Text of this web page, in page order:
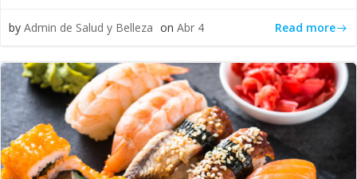
by Admin de Salud y Belleza on Abr 4 Read more